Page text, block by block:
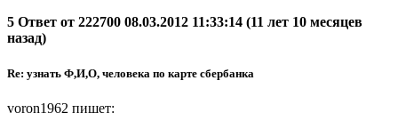
5 Ответ от 222700 08.03.2012 11:33:14 (11 лет 10 месяцев
назад)
Re: узнать Ф,И,О, человека по карте сбербанка
voron1962 пишет: